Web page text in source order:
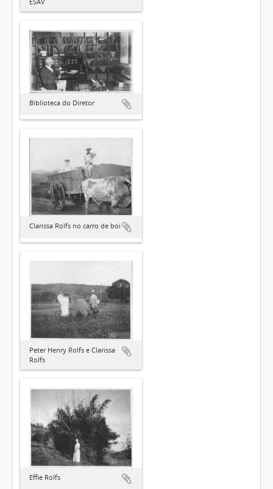
Biblioteca do Diretor
Clarissa Rolfs no carro de boi
Peter Henry Rolfs e Clarissa
Rolfs
Effie Rolfs